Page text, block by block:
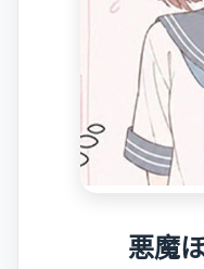
悪魔